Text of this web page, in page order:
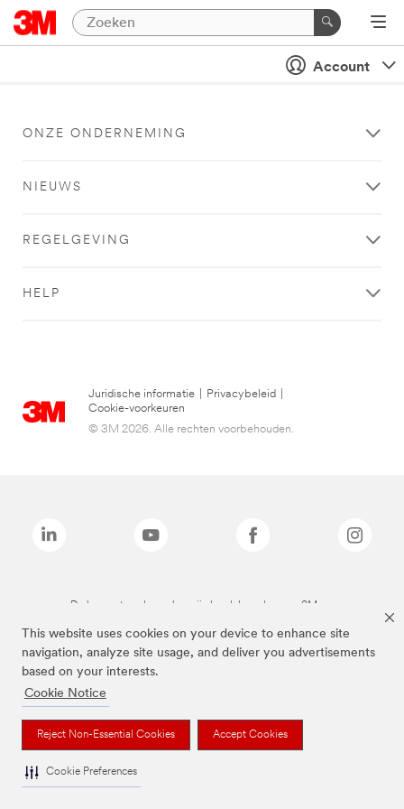
This website uses cookies on your device to enhance site
navigation, analyze site usage, and deliver you advertisements
based on your interests.
Cookie Notice
Reject Non-Essential Cookies Accept Cookies
Cookie Preferences
Account
ONZE ONDERNEMING
NIEUWS
REGELGEVING
HELP
Juridische informatie Privacybeleid
Cookie-voorkeuren
© 3M 2026. Alle rechten voorbehouden.
De bovenstaande merken zijn handelsmerken van 3M.we